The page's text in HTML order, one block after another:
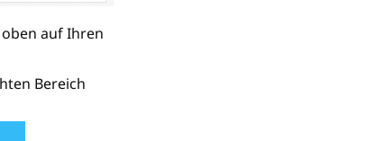
auf Ihren
Bereich